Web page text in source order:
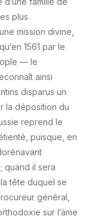
plus
mission divine,
1561 par le
— le
ainsi
disparus un
la déposition du
reprend le
puisque, en
quand il sera
tête duquel se
général,
sur l’âme